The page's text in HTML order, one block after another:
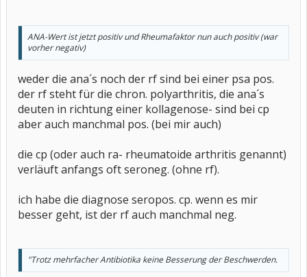
ANA-Wert ist jetzt positiv und Rheumafaktor nun auch positiv (war
vorher negativ)
weder die ana´s noch der rf sind bei einer psa pos.
der rf steht für die chron. polyarthritis, die ana´s
deuten in richtung einer kollagenose- sind bei cp
aber auch manchmal pos. (bei mir auch)
die cp (oder auch ra- rheumatoide arthritis genannt)
verläuft anfangs oft seroneg. (ohne rf).
ich habe die diagnose seropos. cp. wenn es mir
besser geht, ist der rf auch manchmal neg.
"Trotz mehrfacher Antibiotika keine Besserung der Beschwerden.